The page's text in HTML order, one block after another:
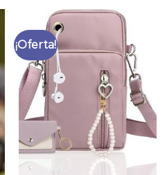
¡Oferta!